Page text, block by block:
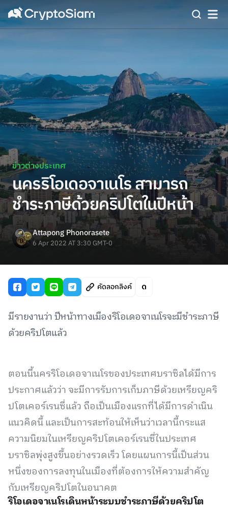
ข่าวต่างประเทศ
นครริโอเดอจาเนโร สามารถ
ชำระภาษีด้วยคริปโตในปีหน้า
Attapong Phonorasete
6 Apr 2022 AT 3:30 GMT-0
คัดลอกลิงค์
มีรายงานว่า ปีหน้าทางเมืองริโอเดอจาเนโรจะมีชำระภาษี
ด้วยคริปโตแล้ว
ตอนนี้นครริโอเดอจาเนโรของประเทศบราซิลได้มีการ
ประกาศแล้วว่า จะมีการรับการเก็บภาษีด้วยเหรียญคริ
ปโตเคอร์เรนซี่แล้ว ถือเป็นเมืองแรกที่ได้มีการดำเนิน
แนวคิดนี้ และเป็นการสะท้อนให้เห็นว่าเวลานี้กระแส
ความนิยมในเหรียญคริปโตเคอร์เรนซี่ในประเทศ
บราซิลพุ่งสูงขึ้นอย่างรวดเร็ว โดยแผนการนี้เป็นส่วน
หนึ่งของการลงทุนในเมืองที่ต้องการให้ความสำคัญ
กับเหรียญคริปโตในอนาคต
ริโอเดอจาเนโรเดินหน้าระบบชำระภาษีด้วยคริปโต